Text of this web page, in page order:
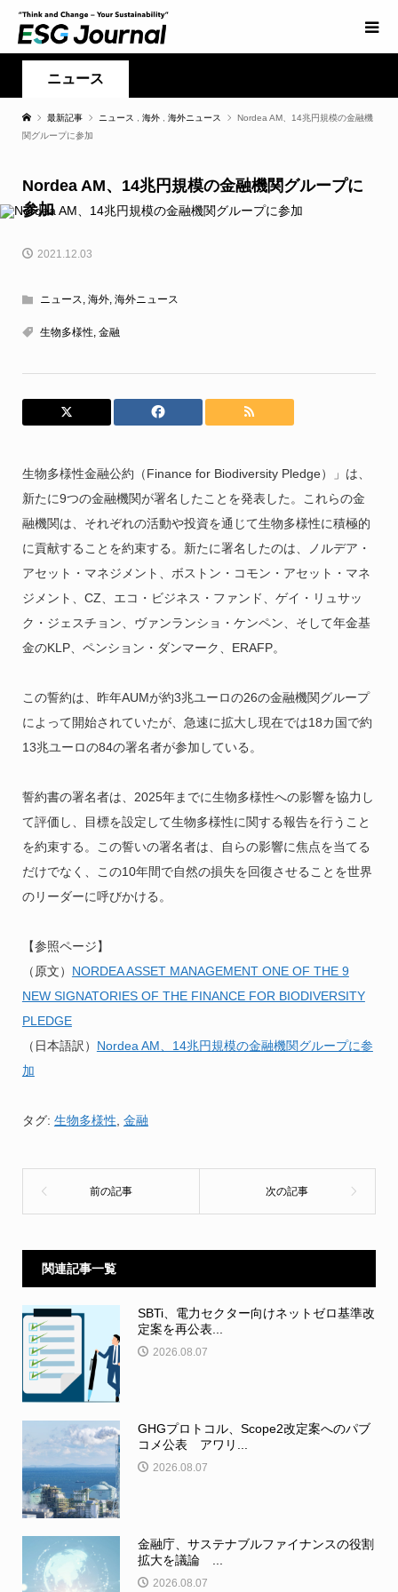
ニュース
最新記事 ニュース 海外 海外ニュース
Nordea AM、14兆円規模の金融機
関グループに参加
Nordea AM、14兆円規模の金融機関グループに
参加
2021.12.03
ニュース, 海外, 海外ニュース
生物多様性, 金融
生物多様性金融公約（Finance for Biodiversity Pledge）」は、
新たに9つの金融機関が署名したことを発表した。これらの金
融機関は、それぞれの活動や投資を通じて生物多様性に積極的
に貢献することを約束する。新たに署名したのは、ノルデア・
アセット・マネジメント、ボストン・コモン・アセット・マネ
ジメント、CZ、エコ・ビジネス・ファンド、ゲイ・リュサッ
ク・ジェスチョン、ヴァンランショ・ケンペン、そして年金基
金のKLP、ペンション・ダンマーク、ERAFP。
この誓約は、昨年AUMが約3兆ユーロの26の金融機関グループ
によって開始されていたが、急速に拡大し現在では18カ国で約
13兆ユーロの84の署名者が参加している。
誓約書の署名者は、2025年までに生物多様性への影響を協力し
て評価し、目標を設定して生物多様性に関する報告を行うこと
を約束する。この誓いの署名者は、自らの影響に焦点を当てる
だけでなく、この10年間で自然の損失を回復させることを世界
のリーダーに呼びかける。
【参照ページ】
（原文） NORDEA ASSET MANAGEMENT ONE OF THE 9
NEW SIGNATORIES OF THE FINANCE FOR BIODIVERSITY
PLEDGE
（日本語訳） Nordea AM、14兆円規模の金融機関グループに参
加
タグ: 生物多様性 金融
関連記事一覧
SBTi、電力セクター向けネットゼロ基準改
定案を再公表...
2026.08.07
GHGプロトコル、Scope2改定案へのパブ
コメ公表 アワリ...
2026.08.07
金融庁、サステナブルファイナンスの役割
拡大を議論 ...
2026.08.07